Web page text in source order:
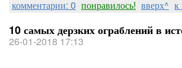
комментарии: 0 понравилось! вверх^ к
10 самых дерзких ограблений в
26-01-2018 17:13